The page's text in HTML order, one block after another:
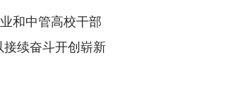
和中管高校干部
续奋斗开创崭新